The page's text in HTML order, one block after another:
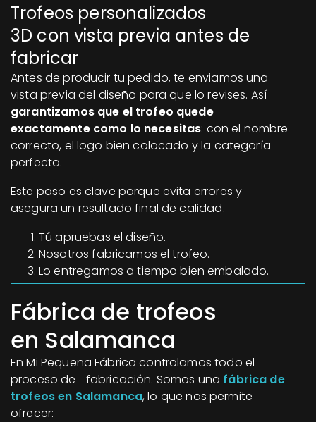
Trofeos personalizados
3D con vista previa antes de
fabricar
Antes de producir tu pedido, te enviamos una
vista previa del diseño para que lo revises. Así
garantizamos que el trofeo quede
exactamente como lo necesitas: con el nombre
correcto, el logo bien colocado y la categoría
perfecta.
Este paso es clave porque evita errores y
asegura un resultado final de calidad.
Tú apruebas el diseño.
Nosotros fabricamos el trofeo.
Lo entregamos a tiempo bien embalado.
Fábrica de trofeos
en Salamanca
En Mi Pequeña Fábrica controlamos todo el
proceso de fabricación. Somos una fábrica de
trofeos en Salamanca, lo que nos permite
ofrecer: